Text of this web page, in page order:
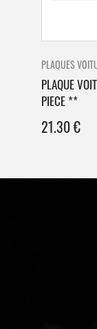
PLAQUES
PLAQUE
PIECE **
21.30€